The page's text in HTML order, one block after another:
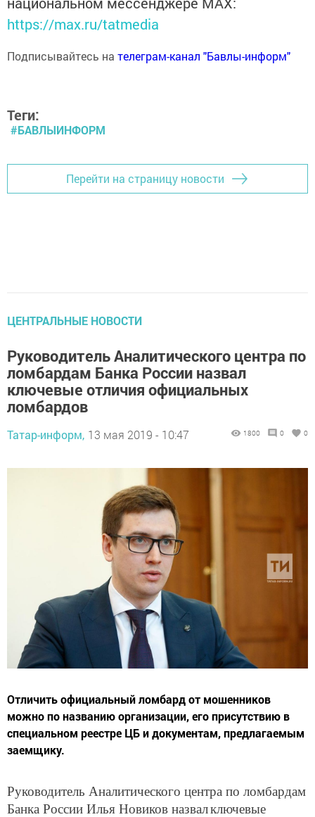
https://max.ru/tatmedia
Подписывайтесь на телеграм-канал "Бавлы-информ"
Теги:
#БАВЛЫИНФОРМ
Перейти на страницу новости
ЦЕНТРАЛЬНЫЕ НОВОСТИ
Руководитель Аналитического центра по
ломбардам Банка России назвал
ключевые отличия официальных
ломбардов
Татар-информ, 13 мая 2019 - 10:47 1800 0 0
Отличить официальный ломбард от мошенников
можно по названию организации, его присутствию в
специальном реестре ЦБ и документам, предлагаемым
заемщику.
Руководитель Аналитического центра по ломбардам
Банка России Илья Новиков назвалключевые